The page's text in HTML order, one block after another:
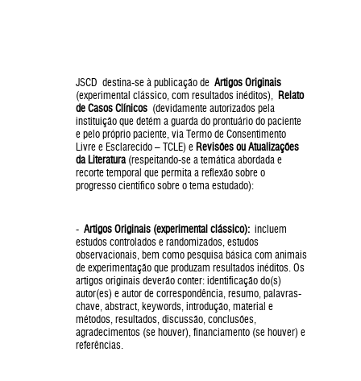
JSCD destina-se à publicação de Artigos Originais
(experimental clássico, com resultados inéditos), Relato
de Casos Clínicos (devidamente autorizados pela
instituição que detém a guarda do prontuário do paciente
e pelo próprio paciente, via Termo de Consentimento
Livre e Esclarecido – TCLE) e Revisões ou Atualizações
da Literatura (respeitando-se a temática abordada e
recorte temporal que permita a reflexão sobre o
progresso científico sobre o tema estudado):
- Artigos Originais (experimental clássico): incluem
estudos controlados e randomizados, estudos
observacionais, bem como pesquisa básica com animais
de experimentação que produzam resultados inéditos. Os
artigos originais deverão conter: identificação do(s)
autor(es) e autor de correspondência, resumo, palavras-
chave, abstract, keywords, introdução, material e
métodos, resultados, discussão, conclusões,
agradecimentos (se houver), financiamento (se houver) e
referências.